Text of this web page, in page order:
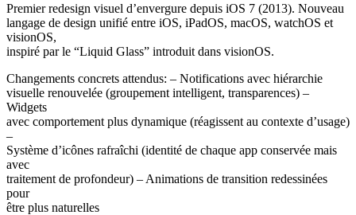
Premier redesign visuel d’envergure depuis iOS 7 (2013). Nouveau
langage de design unifié entre iOS, iPadOS, macOS, watchOS et
visionOS,
inspiré par le “Liquid Glass” introduit dans visionOS.
Changements concrets attendus: – Notifications avec hiérarchie
visuelle renouvelée (groupement intelligent, transparences) –
Widgets
avec comportement plus dynamique (réagissent au contexte d’usage)
–
Système d’icônes rafraîchi (identité de chaque app conservée mais
avec
traitement de profondeur) – Animations de transition redessinées
pour
être plus naturelles